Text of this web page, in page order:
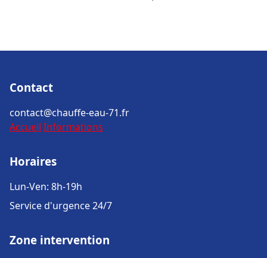
Contact
contact@chauffe-eau-71.fr
Accueil Informations
Horaires
Lun-Ven: 8h-19h
Service d'urgence 24/7
Zone intervention